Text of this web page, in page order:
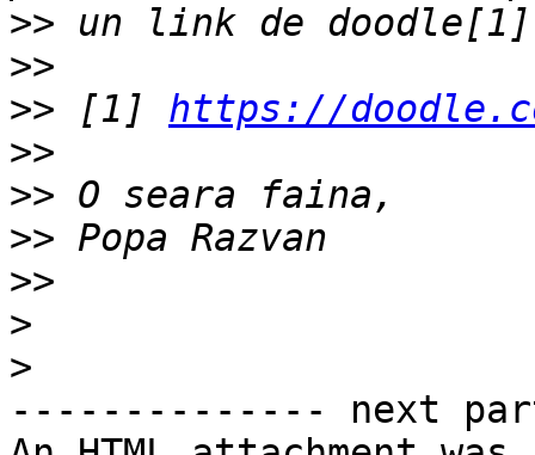
>>
>>
>> [1] https://
>>
>>
>>
>>
>
>
-------------- next